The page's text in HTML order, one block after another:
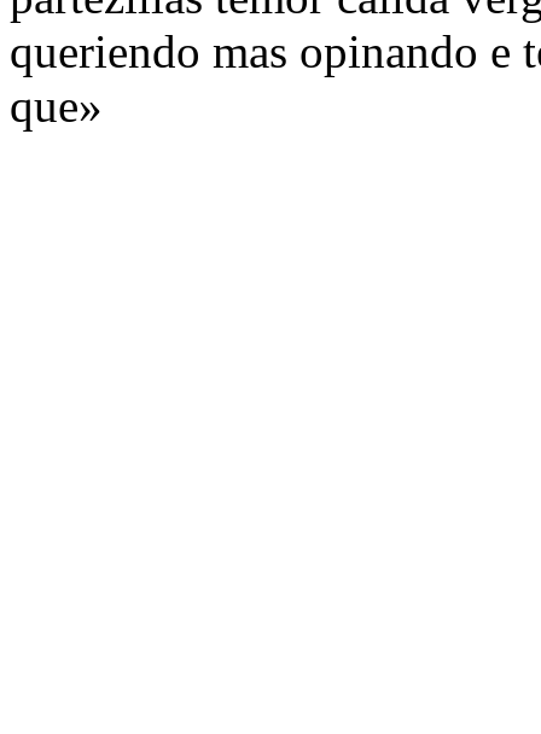
queriendo mas opinando e
que»